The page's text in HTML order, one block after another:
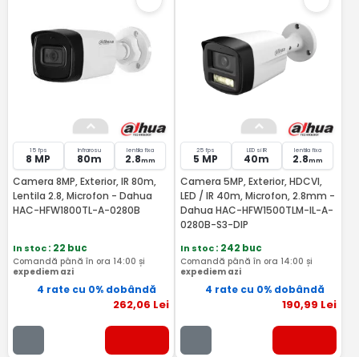
15 fps
8 MP
Infrarosu
80m
lentila fixa
2.8mm
Camera 8MP, Exterior, IR 80m,
Lentila 2.8, Microfon - Dahua
HAC-HFW1800TL-A-0280B
In stoc: 22 buc
Comandă până în ora 14:00 și
expediem azi
4 rate cu 0% dobândă
262,06 Lei
25 fps
5 MP
LED si IR
40m
lentila fixa
2.8mm
Camera 5MP, Exterior, HDCVI,
LED / IR 40m, Microfon, 2.8mm -
Dahua HAC-HFW1500TLM-IL-A-
0280B-S3-DIP
In stoc: 242 buc
Comandă până în ora 14:00 și
expediem azi
4 rate cu 0% dobândă
190,99 Lei